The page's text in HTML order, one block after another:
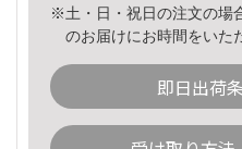
※土・日・祝日の注文の場
のお届けにお時間をいた
即日出荷